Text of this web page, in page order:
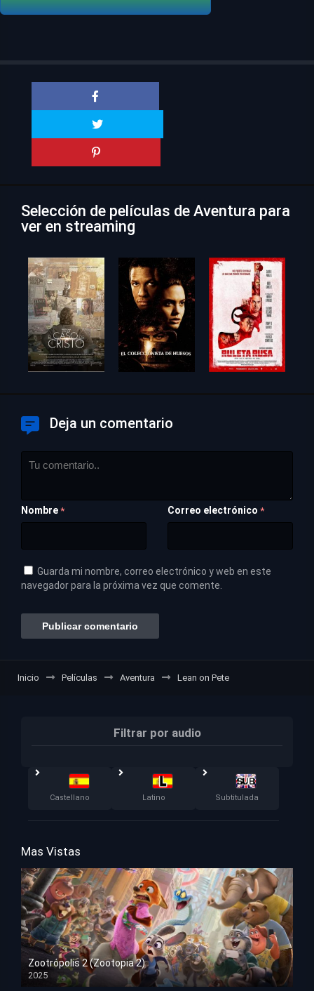
Selección de películas de Aventura para
ver en streaming
Deja un comentario
Nombre * Correo electrónico *
Guarda mi nombre, correo electrónico y web en este
navegador para la próxima vez que comente.
Inicio Películas Aventura Lean on Pete
Filtrar por audio
Castellano Latino Subtitulada
Mas Vistas
Zootrópolis 2 (Zootopia 2)
2025
HD 1080p